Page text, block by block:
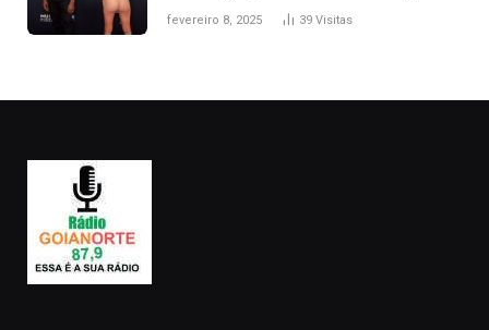
após Bianca Censori, mulher de
fevereiro 8, 2025 39 Visitas